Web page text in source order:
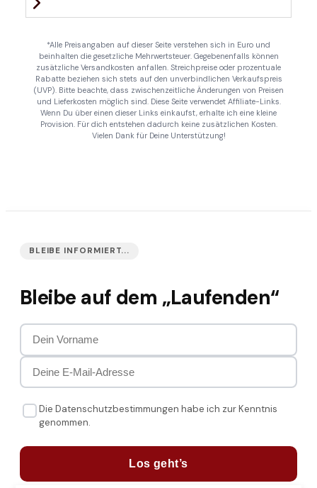
*Alle Preisangaben auf dieser Seite verstehen sich in Euro und
beinhalten die gesetzliche Mehrwertsteuer. Gegebenenfalls können
zusätzliche Versandkosten anfallen. Streichpreise oder prozentuale
Rabatte beziehen sich stets auf den unverbindlichen Verkaufspreis
(UVP). Bitte beachte, dass zwischenzeitliche Änderungen von Preisen
und Lieferkosten möglich sind. Diese Seite verwendet Affiliate-Links.
Wenn Du über einen dieser Links einkaufst, erhalte ich eine kleine
Provision. Für dich entstehen dadurch keine zusätzlichen Kosten.
Vielen Dank für Deine Unterstützung!
BLEIBE INFORMIERT...
Bleibe auf dem „Laufenden“
Die Datenschutzbestimmungen habe ich zur Kenntnis
genommen.
Los geht’s